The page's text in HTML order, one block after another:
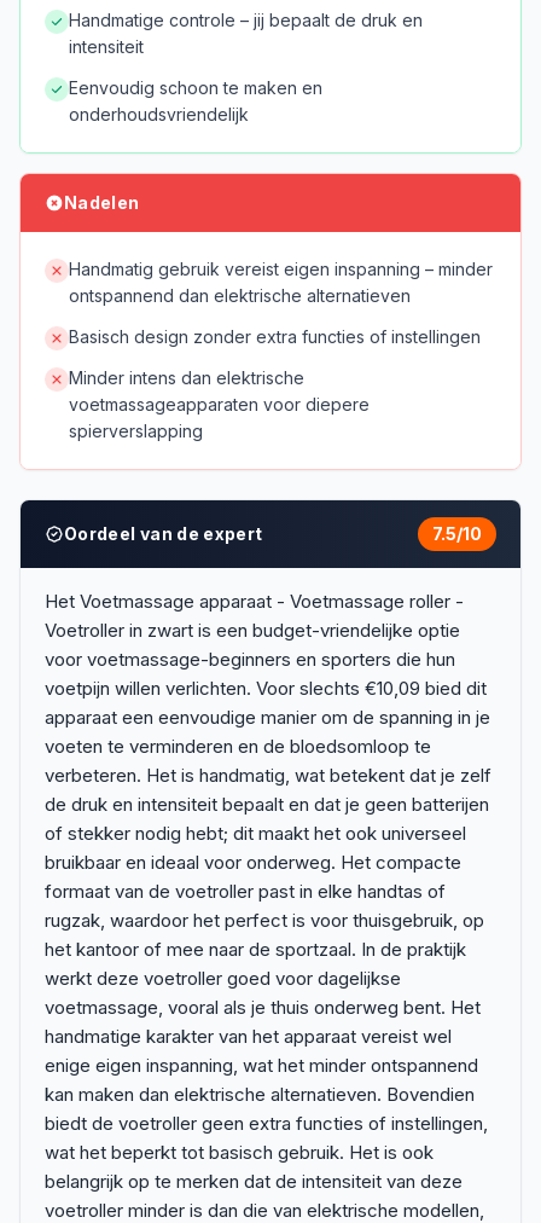
Handmatige controle – jij bepaalt de druk en
intensiteit
Eenvoudig schoon te maken en
onderhoudsvriendelijk
Nadelen
Handmatig gebruik vereist eigen inspanning – minder
ontspannend dan elektrische alternatieven
Basisch design zonder extra functies of instellingen
Minder intens dan elektrische
voetmassageapparaten voor diepere
spierverslapping
Oordeel van de expert 7.5/10
Het Voetmassage apparaat - Voetmassage roller -
Voetroller in zwart is een budget-vriendelijke optie
voor voetmassage-beginners en sporters die hun
voetpijn willen verlichten. Voor slechts €10,09 bied dit
apparaat een eenvoudige manier om de spanning in je
voeten te verminderen en de bloedsomloop te
verbeteren. Het is handmatig, wat betekent dat je zelf
de druk en intensiteit bepaalt en dat je geen batterijen
of stekker nodig hebt; dit maakt het ook universeel
bruikbaar en ideaal voor onderweg. Het compacte
formaat van de voetroller past in elke handtas of
rugzak, waardoor het perfect is voor thuisgebruik, op
het kantoor of mee naar de sportzaal. In de praktijk
werkt deze voetroller goed voor dagelijkse
voetmassage, vooral als je thuis onderweg bent. Het
handmatige karakter van het apparaat vereist wel
enige eigen inspanning, wat het minder ontspannend
kan maken dan elektrische alternatieven. Bovendien
biedt de voetroller geen extra functies of instellingen,
wat het beperkt tot basisch gebruik. Het is ook
belangrijk op te merken dat de intensiteit van deze
voetroller minder is dan die van elektrische modellen,